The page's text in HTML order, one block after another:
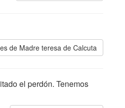
de Madre teresa de Calcuta
el perdón. Tenemos